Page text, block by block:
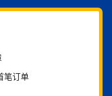
旅馆
笔订单